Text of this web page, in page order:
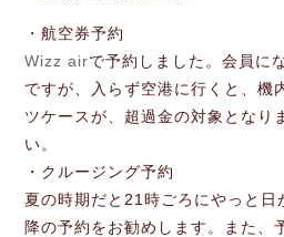
・航空券予約
Wizz airで予約しました。会員に
ですが、入らず空港に行くと、機
ツケースが、超過金の対象となり
い。
・クルージング予約
夏の時期だと21時ごろにやっと日
降の予約をお勧めします。また、